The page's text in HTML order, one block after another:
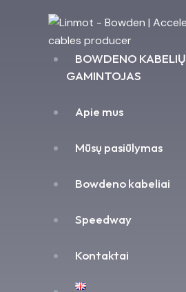
BOWDENO KABELIŲ
GAMINTOJAS
Apie mus
Mūsų pasiūlymas
Bowdeno kabeliai
Speedway
Kontaktai